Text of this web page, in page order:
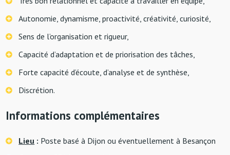
Autonomie, dynamisme, proactivité, créativité, curiosité,
Sens de l’organisation et rigueur,
Capacité d’adaptation et de priorisation des tâches,
Forte capacité d’écoute, d’analyse et de synthèse,
Discrétion.
Informations complémentaires
Lieu : Poste basé à Dijon ou éventuellement à Besançon